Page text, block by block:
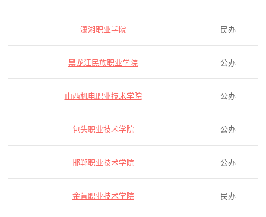
潇湘职业学院 民办
黑龙江民族职业学院 公办
山西机电职业技术学院 公办
包头职业技术学院 公办
邯郸职业技术学院 公办
金肯职业技术学院 民办